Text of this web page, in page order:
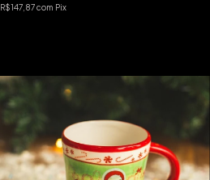
R$147,87com Pix